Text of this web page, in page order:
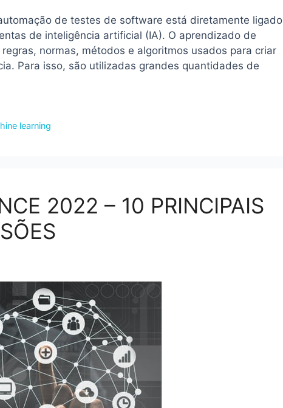
de testes de software está diretamente ligado
de inteligência artificial (IA). O aprendizado de
normas, métodos e algoritmos usados ​​para criar
Para isso, são utilizadas grandes quantidades de
learning
2022 – 10 PRINCIPAIS